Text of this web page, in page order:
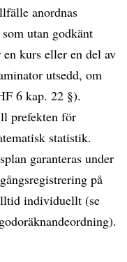
anordnas
utan godkänt
kurs eller en del av
utsedd, om
6 kap. 22 §).
prefekten för
statistik.
garanteras under
på
individuellt (se